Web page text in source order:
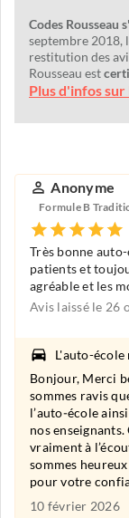
Codes Rousseau
septembre 2018,
restitution des
Rousseau est
Plus d'infos
Anonyme
Formule B
Très bonne auto-
patients et
agréable et les
Avis laissé le 26
L'auto-école
Bonjour, Merci
sommes ravis
l’auto‑école
nos
vraiment à
sommes
pour votre
10 février 2026